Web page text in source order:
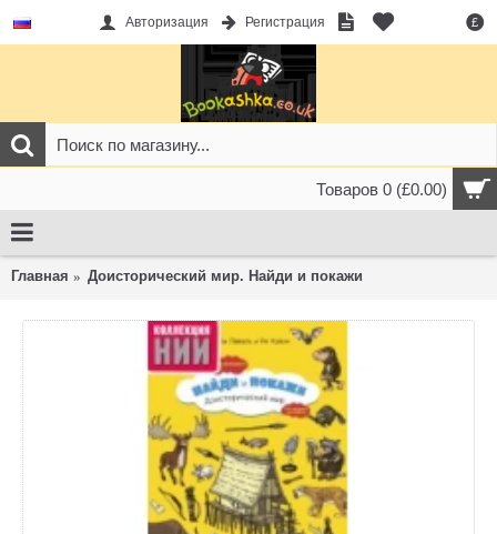
£
Авторизация Регистрация
Товаров 0 (£0.00)
Главная Доисторический мир. Найди и покажи